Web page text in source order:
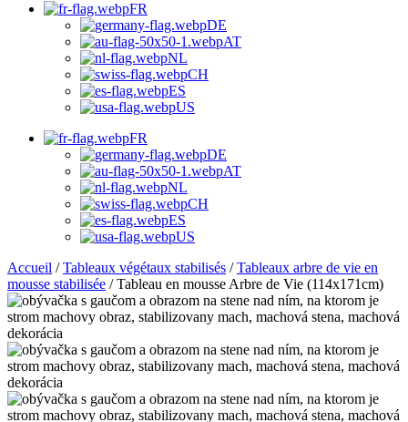
FR
DE
AT
NL
CH
ES
US
FR
DE
AT
NL
CH
ES
US
Accueil /Tableaux végétaux stabilisés /Tableaux arbre de vie en
mousse stabilisée / Tableau en mousse Arbre de Vie (114x171cm)